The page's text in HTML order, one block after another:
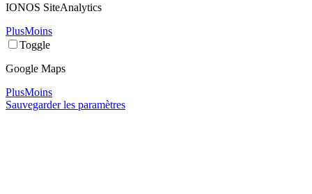
IONOS SiteAnalytics
PlusMoins
Toggle
Google Maps
PlusMoins
Sauvegarder les paramètres